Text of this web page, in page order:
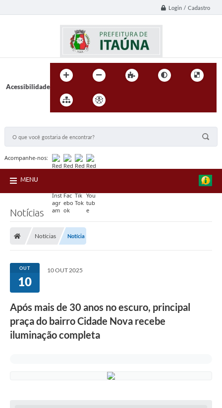
Login / Cadastro
Acessibilidade
Acompanhe-nos:
MENU
Notícias
Notícias Notícia
OUT
10
10 OUT 2025
Após mais de 30 anos no escuro, principal
praça do bairro Cidade Nova recebe
iluminação completa